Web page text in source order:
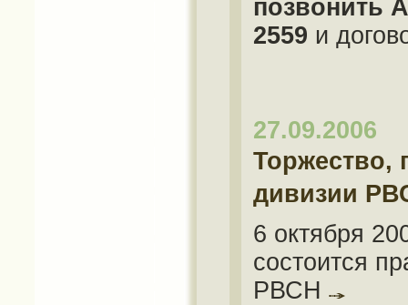
позвонить
2559 и
27.09.2006
Торжество,
дивизии
6 октября
состоится
РВСН